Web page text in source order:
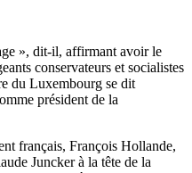
», dit-il, affirmant avoir le
conservateurs et socialistes
du Luxembourg se dit
président de la
français, François Hollande,
Juncker à la tête de la